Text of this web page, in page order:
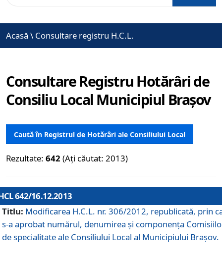
Acasă \ Consultare registru H.C.L.
Consultare Registru Hotărâri de
Consiliu Local Municipiul Brașov
Caută în Registrul de Hotărâri ale Consiliului Local
Rezultate: 642 (Ați căutat: 2013)
642/16.12.2013
Titlu: Modificarea H.C.L. nr. 306/2012, republicată, prin
s-a aprobat numărul, denumirea şi componenţa
de specialitate ale Consiliului Local al Municipiului Braşov.